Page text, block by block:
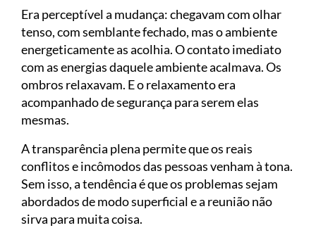
Era perceptível a mudança: chegavam com olhar
tenso, com semblante fechado, mas o ambiente
energeticamente as acolhia. O contato imediato
com as energias daquele ambiente acalmava. Os
ombros relaxavam. E o relaxamento era
acompanhado de segurança para serem elas
mesmas.
A transparência plena permite que os reais
conflitos e incômodos das pessoas venham à tona.
Sem isso, a tendência é que os problemas sejam
abordados de modo superficial e a reunião não
sirva para muita coisa.